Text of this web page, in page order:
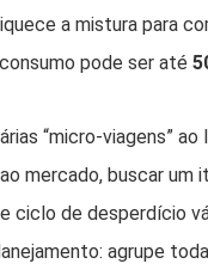
a mistura para
pode ser até
“micro-viagens” ao
mercado, buscar um
ciclo de desperdício
agrupe